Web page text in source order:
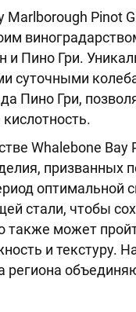
Marlborough Pinot
и Пино Гри.
суточными
Пино Гри,
Whalebone
призванных
оптимальной
стали, чтобы
также может
и текстуру.
региона